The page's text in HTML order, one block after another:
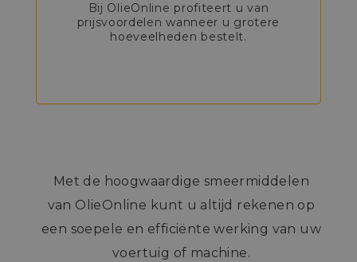
Bij OlieOnline profiteert u van
prijsvoordelen wanneer u grotere
hoeveelheden bestelt.
Met de hoogwaardige smeermiddelen
van OlieOnline kunt u altijd rekenen op
een soepele en efficiënte werking van uw
voertuig of machine.